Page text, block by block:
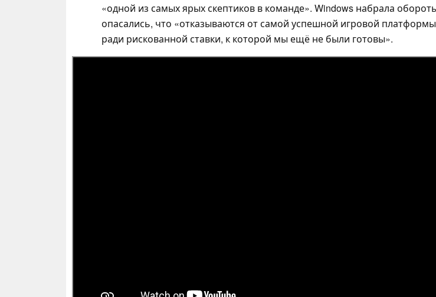
«одной из самых ярых скептиков в команде». Windows набрала
опасались, что «отказываются от самой успешной игровой
ради рискованной ставки, к которой мы ещё не были готовы».